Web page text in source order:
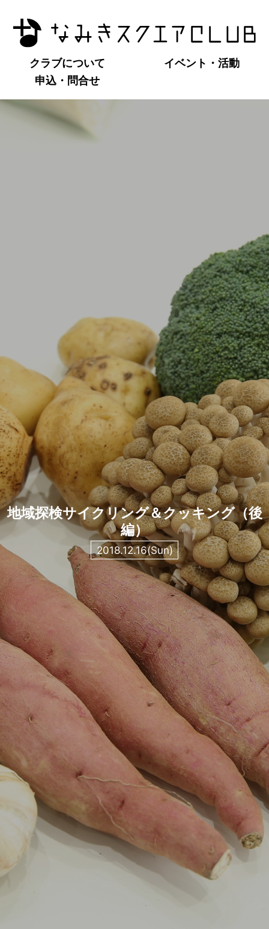
クラブについて
イベント・活動
申込・問合せ
地域探検サイクリング＆クッキング（後
編）
2018.12.16(Sun)